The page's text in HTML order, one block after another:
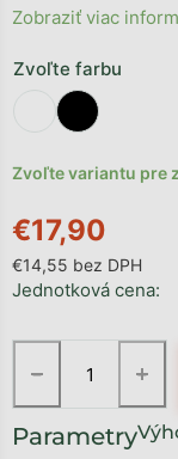
€17,90
€14,55 bez DPH
Jednotková cena:
Zvoľte variantu pre
Zvoľte farbu
+
−
Zobraziť viac